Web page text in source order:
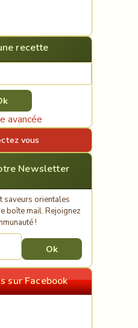
recette
avancée
vous
Newsletter
saveurs orientales
boîte mail. Rejoignez
!
sur Facebook